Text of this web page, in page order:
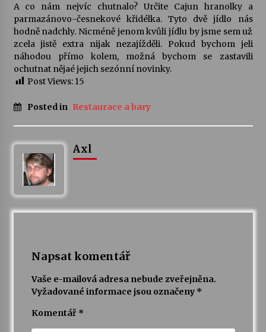
A co nám nejvíc chutnalo? Určite Cajun hranolky a
parmazánovo-česnekové křidélka. Tyto dvě jídlo nás
hodně nadchly. Nicméně jenom kvůli jídlu by jsme sem už
zcela jistě extra nijak nezajížděli. Pokud bychom jeli
náhodou přímo kolem, možná bychom se zastavili
ochutnat nějaé jejich sezónní novinky.
Post Views: 15
Posted in Restaurace a bary
Axl
Napsat komentář
Vaše e-mailová adresa nebude zveřejněna.
Vyžadované informace jsou označeny *
Komentář *